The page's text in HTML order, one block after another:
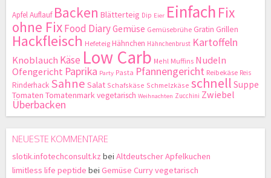
ApfelAuflauf Backen Blätterteig Dip Eier Einfach Fix
ohne FixFood DiaryGemüse Gemüsebrühe Gratin Grillen
Hackfleisch Hefeteig Hähnchen Hähnchenbrust Kartoffeln
Knoblauch Käse Low Carb Mehl Muffins Nudeln
Ofengericht Paprika Party Pasta Pfannengericht Reibekäse Reis
Rinderhack Sahne Salat Schafskäse Schmelzkäse schnell Suppe
Tomaten Tomatenmarkvegetarisch Weihnachten Zucchini Zwiebel
Überbacken
NEUESTE KOMMENTARE
slotik.infotechconsult.kz bei Altdeutscher Apfelkuchen
limitless life peptide bei Gemüse Curry vegetarisch